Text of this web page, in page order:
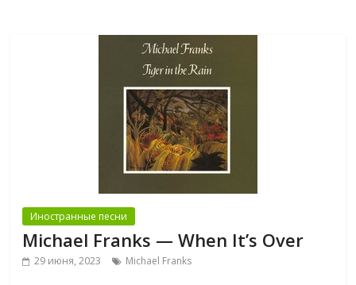
Иностранные песни
Michael Franks — When It’s Over
29 июня, 2023 Michael Franks